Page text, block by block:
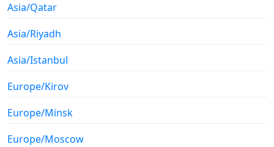
Asia/Qatar
Asia/Riyadh
Asia/Istanbul
Europe/Kirov
Europe/Minsk
Europe/Moscow